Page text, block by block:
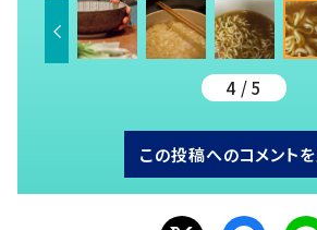
4 / 5
この投稿へのコメント